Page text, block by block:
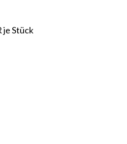
je Stück